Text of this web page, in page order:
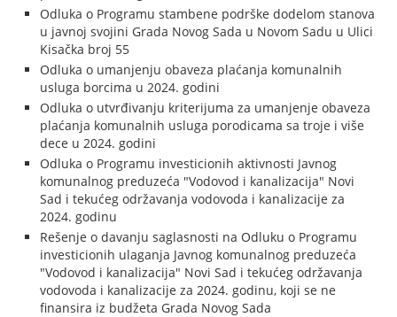
Odluka o Programu stambene podrške dodelom stanova
u javnoj svojini Grada Novog Sada u Novom Sadu u Ulici
Kisačka broj 55
Odluka o umanjenju obaveza plaćanja komunalnih
usluga borcima u 2024. godini
Odluka o utvrđivanju kriterijuma za umanjenje obaveza
plaćanja komunalnih usluga porodicama sa troje i više
dece u 2024. godini
Odluka o Programu investicionih aktivnosti Javnog
komunalnog preduzeća "Vodovod i kanalizacija" Novi
Sad i tekućeg održavanja vodovoda i kanalizacije za
2024. godinu
Rešenje o davanju saglasnosti na Odluku o Programu
investicionih ulaganja Javnog komunalnog preduzeća
"Vodovod i kanalizacija" Novi Sad i tekućeg održavanja
vodovoda i kanalizacije za 2024. godinu, koji se ne
finansira iz budžeta Grada Novog Sada